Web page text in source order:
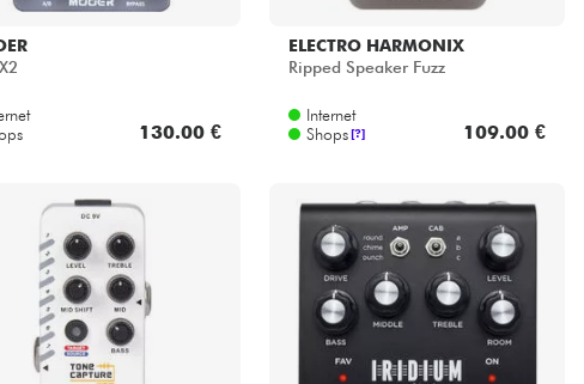
130.00 €
ELECTRO HARMONIX
Ripped Speaker Fuzz
Internet
Shops [?] 109.00 €